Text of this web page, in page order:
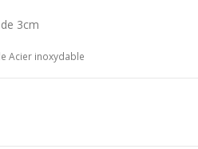
3cm
Acier inoxydable